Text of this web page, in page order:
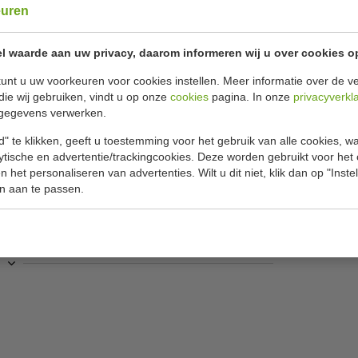
waarde aan uw privacy, daarom informeren wij u over cookies
u uw voorkeuren voor cookies instellen. Meer informatie over de
wij gebruiken, vindt u op onze cookies pagina. In onze
verwerken.
te klikken, geeft u toestemming voor het gebruik van alle cookies,
en advertentie/trackingcookies. Deze worden gebruikt voor het
het personaliseren van advertenties. Wilt u dit niet, klik dan op
aan te passen.
dit via
snelle
70 cm
voedsel te bereiden of apparaten op te
is tegen dagellijks gebruik in de meest
dankzij het in hoogte verstelbare onderblad.
voor meer opbergruimte en dat zorgt
u heeft.
B x D x H
Materiaal